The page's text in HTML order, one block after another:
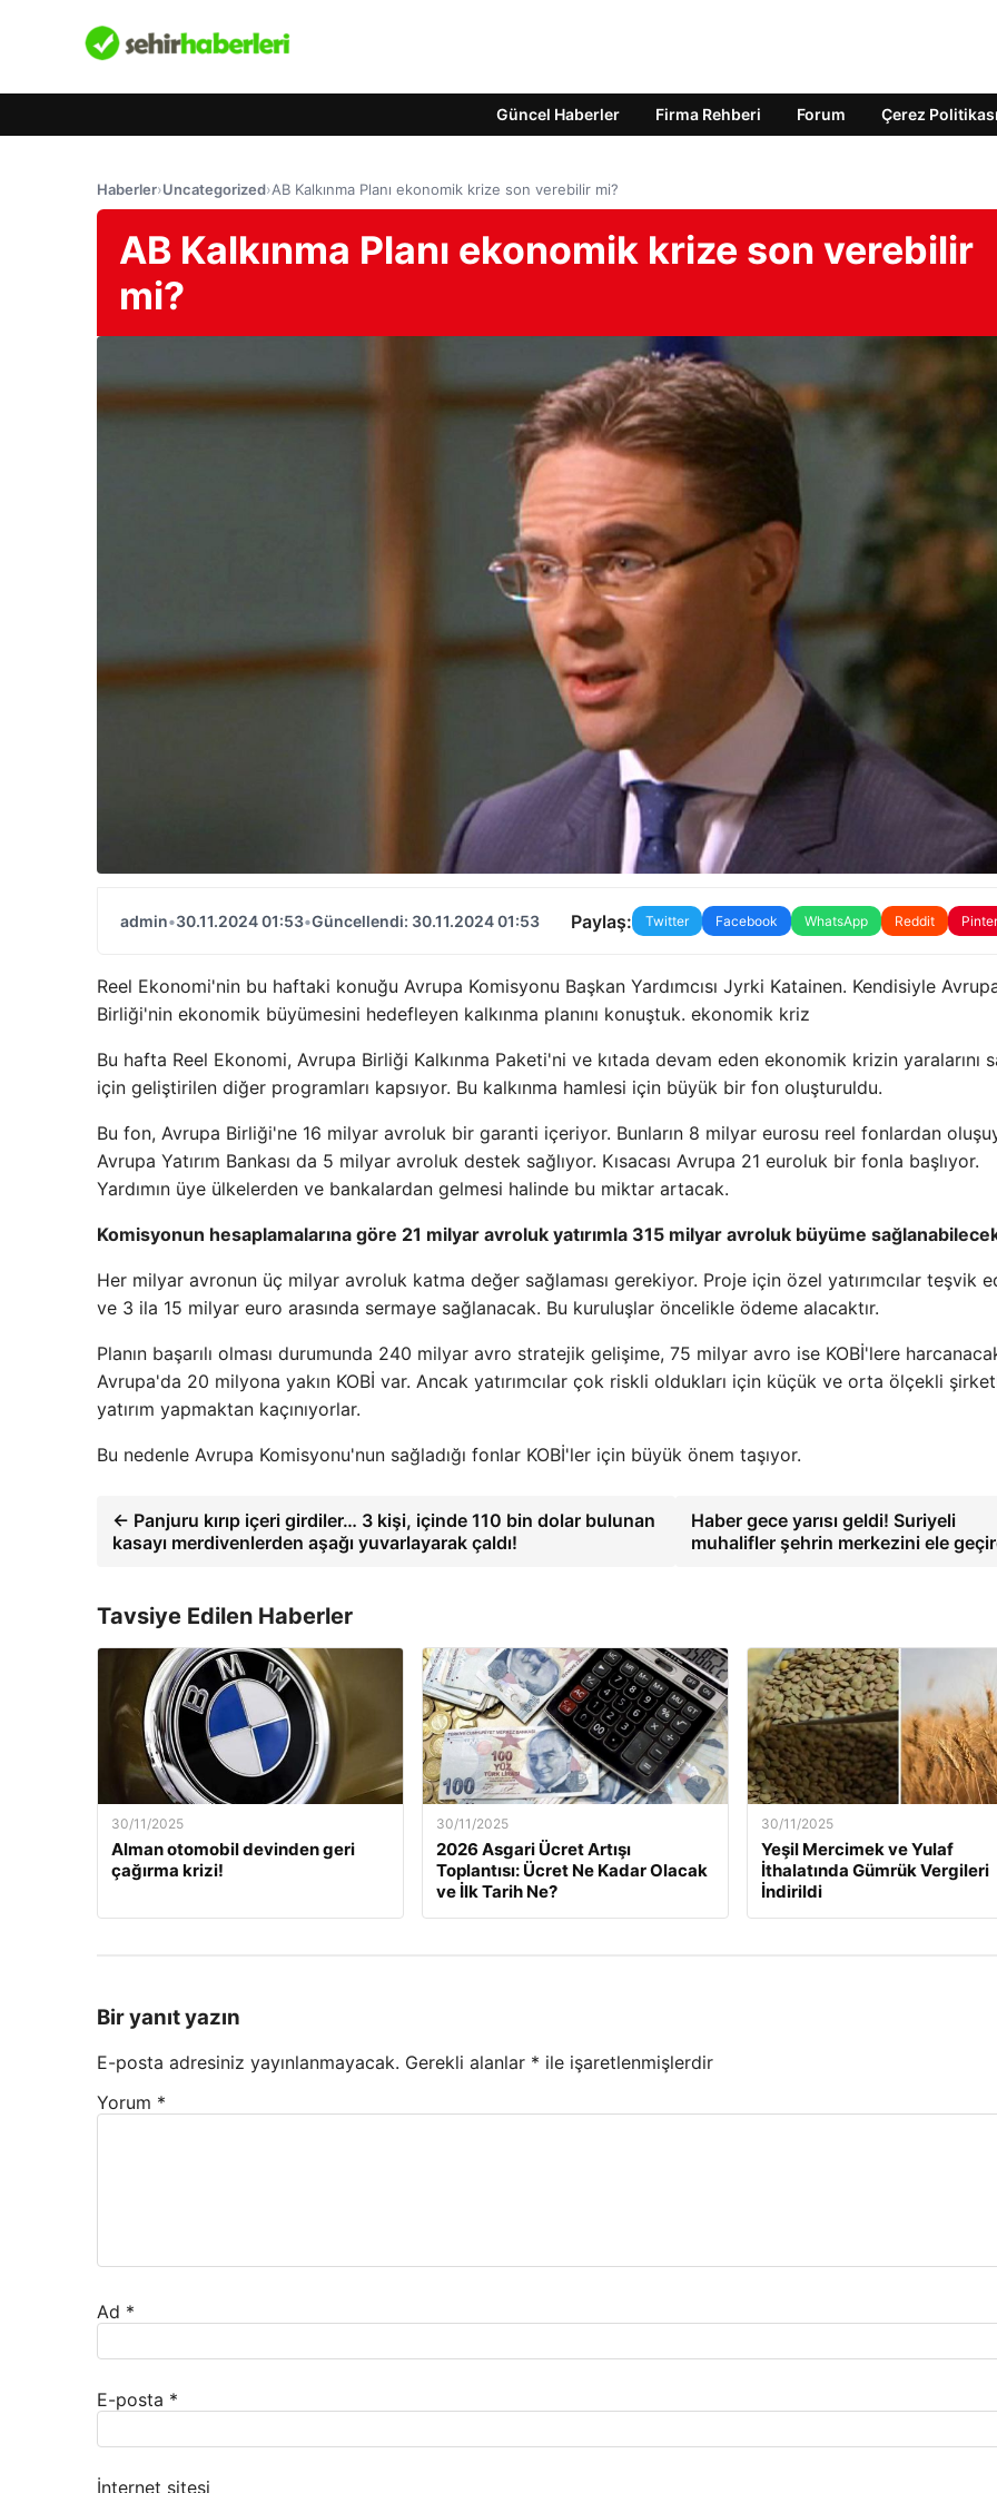
Güncel Haberler Firma Rehberi Forum Çerez Politikası
Haberler›Uncategorized›AB Kalkınma Planı ekonomik krize son verebilir mi?
AB Kalkınma Planı ekonomik krize son verebilir
mi?
admin•30.11.2024 01:53•Güncellendi: 30.11.2024 01:53 Paylaş: Twitter Facebook WhatsApp Reddit
Reel Ekonomi'nin bu haftaki konuğu Avrupa Komisyonu Başkan Yardımcısı Jyrki Katainen. Kendisiyle
Birliği'nin ekonomik büyümesini hedefleyen kalkınma planını konuştuk. ekonomik kriz
Bu hafta Reel Ekonomi, Avrupa Birliği Kalkınma Paketi'ni ve kıtada devam eden ekonomik krizin yaralarını
için geliştirilen diğer programları kapsıyor. Bu kalkınma hamlesi için büyük bir fon oluşturuldu.
Bu fon, Avrupa Birliği'ne 16 milyar avroluk bir garanti içeriyor. Bunların 8 milyar eurosu reel fonlardan
Avrupa Yatırım Bankası da 5 milyar avroluk destek sağlıyor. Kısacası Avrupa 21 euroluk bir fonla başlıyor.
Yardımın üye ülkelerden ve bankalardan gelmesi halinde bu miktar artacak.
Komisyonun hesaplamalarına göre 21 milyar avroluk yatırımla 315 milyar avroluk büyüme
Her milyar avronun üç milyar avroluk katma değer sağlaması gerekiyor. Proje için özel yatırımcılar teşvik
ve 3 ila 15 milyar euro arasında sermaye sağlanacak. Bu kuruluşlar öncelikle ödeme alacaktır.
Planın başarılı olması durumunda 240 milyar avro stratejik gelişime, 75 milyar avro ise KOBİ'lere
Avrupa'da 20 milyona yakın KOBİ var. Ancak yatırımcılar çok riskli oldukları için küçük ve orta ölçekli
yatırım yapmaktan kaçınıyorlar.
Bu nedenle Avrupa Komisyonu'nun sağladığı fonlar KOBİ'ler için büyük önem taşıyor.
← Panjuru kırıp içeri girdiler… 3 kişi, içinde 110 bin dolar bulunan
kasayı merdivenlerden aşağı yuvarlayarak çaldı!
Haber gece yarısı geldi! Suriyeli
muhalifler şehrin merkezini ele
Tavsiye Edilen Haberler
30/11/2025
Alman otomobil devinden geri
çağırma krizi!
30/11/2025
2026 Asgari Ücret Artışı
Toplantısı: Ücret Ne Kadar Olacak
ve İlk Tarih Ne?
30/11/2025
Yeşil Mercimek ve Yulaf
İthalatında Gümrük Vergileri
İndirildi
Bir yanıt yazın
E-posta adresiniz yayınlanmayacak. Gerekli alanlar * ile işaretlenmişlerdir
Yorum *
Ad *
E-posta *
İnternet sitesi